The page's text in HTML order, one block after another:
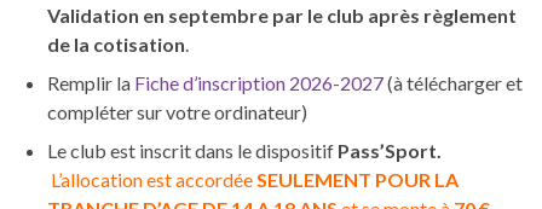
Validation en septembre par le club après règlement
de la cotisation.
Remplir la Fiche d’inscription 2026-2027(à télécharger et
compléter sur votre ordinateur)
Le club est inscrit dans le dispositif Pass’Sport.
L’allocation est accordéeSEULEMENT POUR LA